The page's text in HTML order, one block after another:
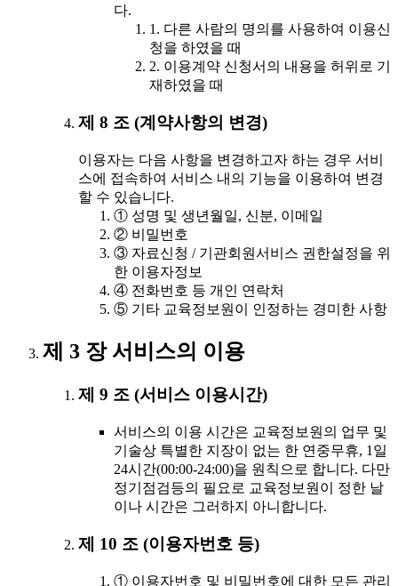
다.
1. 다른 사람의 명의를 사용하여 이용신
청을 하였을 때
2. 이용계약 신청서의 내용을 허위로 기
재하였을 때
제 8 조 (계약사항의 변경)
이용자는 다음 사항을 변경하고자 하는 경우 서비
스에 접속하여 서비스 내의 기능을 이용하여 변경
할 수 있습니다.
① 성명 및 생년월일, 신분, 이메일
② 비밀번호
③ 자료신청 / 기관회원서비스 권한설정을 위
한 이용자정보
④ 전화번호 등 개인 연락처
⑤ 기타 교육정보원이 인정하는 경미한 사항
제 3 장 서비스의 이용
제 9 조 (서비스 이용시간)
서비스의 이용 시간은 교육정보원의 업무 및
기술상 특별한 지장이 없는 한 연중무휴, 1일
24시간(00:00-24:00)을 원칙으로 합니다. 다만
정기점검등의 필요로 교육정보원이 정한 날
이나 시간은 그러하지 아니합니다.
제 10 조 (이용자번호 등)
① 이용자번호 및 비밀번호에 대한 모든 관리